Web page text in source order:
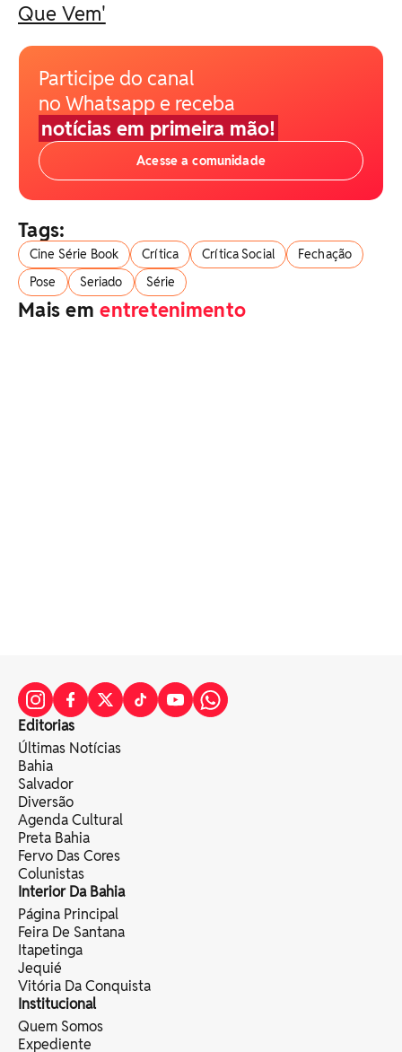
Que Vem'
Participe do canal
no Whatsapp e receba
notícias em primeira mão!
Acesse a comunidade
Tags:
Cine Série Book Crítica Crítica Social
Fechação
Pose
Seriado Série
Mais ementretenimento
Editorias
Últimas Notícias
Bahia
Salvador
Diversão
Agenda Cultural
Preta Bahia
Fervo Das Cores
Colunistas
Interior Da Bahia
Página Principal
Feira De Santana
Itapetinga
Jequié
Vitória Da Conquista
Institucional
Quem Somos
Expediente